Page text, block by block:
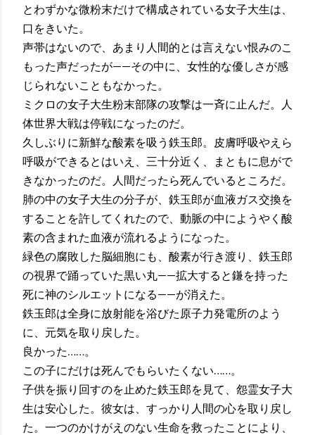
とわずかな微粉末だけで構成されている女子大生は、
口をきいた。
声帯はないので、あまり人間的とは言えない恨みのこ
もった声だったが——その中に、女性的な優しさが感
じられないこともなかった。
ミクロの女子大生粉末部隊の攻撃は一斉に止んだ。人
体世界大戦は停戦になったのだ。
久しぶりに新鮮な酸素を吸う鉄玉郎。皮膚呼吸やえら
呼吸ができるとはいえ、三十分近く、まともに息がで
きなかったのだ。人間だったら死んでいるところだ。
肺の中の女子大生の分子が、鉄玉郎が血液ガス交換を
することを許してくれたので、動脈の中にようやく酸
素の含まれた血液が流れるようになった。
緑色の腐敗した脳細胞にも、酸素が行き渡り、鉄玉郎
の視界で踊っていた黒い丸——拡大すると鎌を持った
死に神のシルエットになる——が消えた。
鉄玉郎は全身に放射能を浴びた原子力発電所のよう
に、元気を取り戻した。
良かった……。
この子にだけは死んでもらいたくない……。
子供を振り回すのを止めた鉄玉郎を見て、怨霊女子大
生は安心した。彼女は、すっかり人間の心を取り戻し
た。一つのかけがえのない生命を救ったことにより、